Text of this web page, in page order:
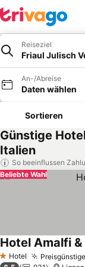
Reiseziel
Friaul Julisch
An-/Abreise
Daten wählen
Sortieren
Günstige
Italien
So beeinflussen
Beliebte Wahl
1 Sterne
Hotel
Hotel Amalfi